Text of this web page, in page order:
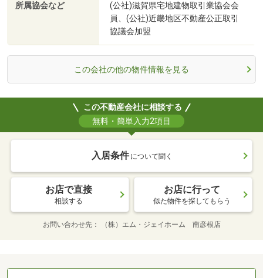
所属協会など
(公社)滋賀県宅地建物取引業協会会
員、(公社)近畿地区不動産公正取引
協議会加盟
この会社の他の物件情報を見る
この不動産会社に相談する
無料・簡単入力2項目
入居条件 について聞く
お店で直接
相談する
お店に行って
似た物件を探してもらう
お問い合わせ先 （株）エム・ジェイホーム 南彦根店